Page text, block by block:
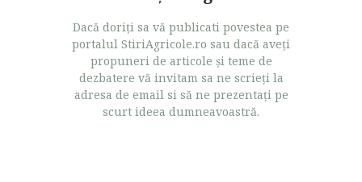
Dacă doriţi sa vă publicati povestea pe
portalul StiriAgricole.ro sau dacă aveţi
propuneri de articole şi teme de
dezbatere vă invitam sa ne scrieţi la
adresa de email si să ne prezentaţi pe
scurt ideea dumneavoastră.